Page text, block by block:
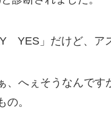
YES」だけど、ア
、へぇそうなんで
。